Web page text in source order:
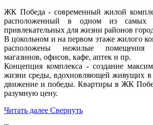
ЖК Победа - современный жилой
расположенный в одном из самых
привлекательных для жизни районов
В цокольном и на первом этаже жилого
расположены нежилые помещения
магазинов, офисов, кафе, аптек и пр.
Концепция комплекса - создание
жизни среды, вдохновляющей живущих в
движение и победы. Квартиры в ЖК
разумную цену.
Читать далее Свернуть